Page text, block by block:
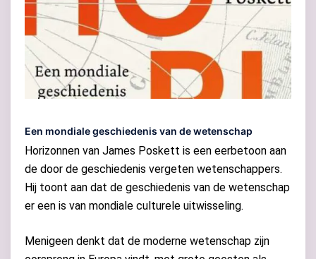
Een mondiale geschiedenis van de wetenschap
Horizonnen van James Poskett is een eerbetoon aan
de door de geschiedenis vergeten wetenschappers.
Hij toont aan dat de geschiedenis van de wetenschap
er een is van mondiale culturele uitwisseling.
Menigeen denkt dat de moderne wetenschap zijn